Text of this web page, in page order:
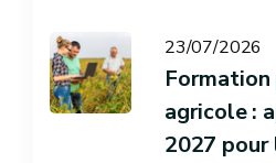
23/07/2026
agricole :
2027